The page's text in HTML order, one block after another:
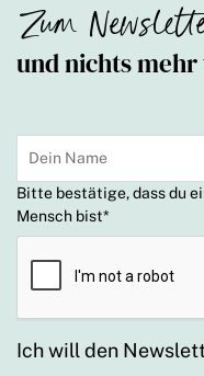
Zum
und nichts mehr
Bitte bestätige, dass du
Mensch bist*
Ich will den